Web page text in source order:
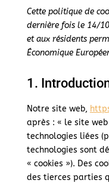
Cette politique de
dernière fois le 14/
et aux résidents
Économique
1.
Notre site web,
après : « le site
technologies liées
technologies sont
« cookies »). Des
des tierces parties